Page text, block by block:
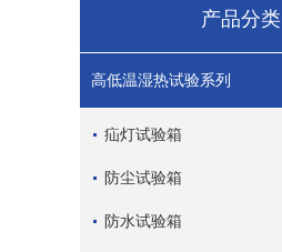
产品分类
高低温湿热试验系列
疝灯试验箱
防尘试验箱
防水试验箱